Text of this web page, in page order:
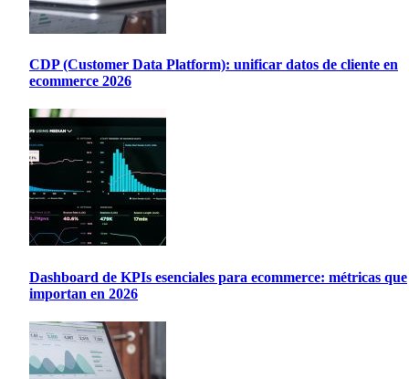
CDP (Customer Data Platform): unificar datos de cliente en
ecommerce 2026
Dashboard de KPIs esenciales para ecommerce: métricas que
importan en 2026